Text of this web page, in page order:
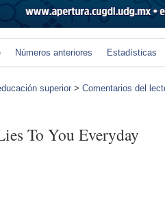
Números anteriores Estadísticas
superior > Comentarios del
To You Everyday